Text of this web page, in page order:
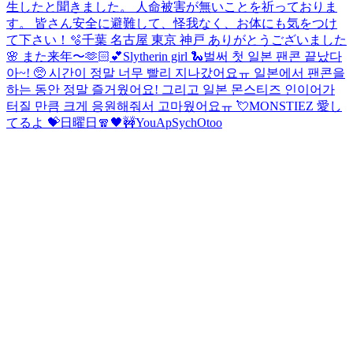
生したと聞きました。 人命被害が無いことを祈っておりま
す。 皆さん安全に避難して、怪我なく、お体にも気をつけ
て下さい！ 🫧千葉 名古屋 東京 神戸 ありがとうございました
🌸 また来年〜🫶🏻💕Slytherin girl 🐍벌써 첫 일본 팬콘 끝났다
아~! 🥺 시간이 정말 너무 빨리 지나갔어요ㅠ 일본에서 팬콘을
하는 동안 정말 즐거웠어요! 그리고 일본 몬스티즈 인이어가
터질 만큼 크게 응원해줘서 고마웠어요ㅠ 💘MONSTIEZ 愛し
てるよ 💝日曜日🧣 🖤🚧YouApSychOtoo